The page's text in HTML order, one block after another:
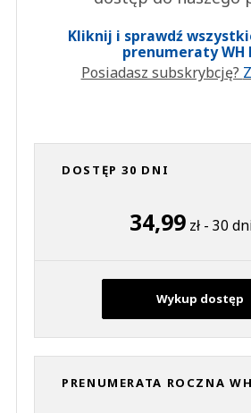
Kliknij i sprawdź
prenumeraty WH
Posiadasz subskrybcję?
DOSTĘP 30 DNI
34,99 zł - 30
Wykup dostęp
PRENUMERATA ROCZNA